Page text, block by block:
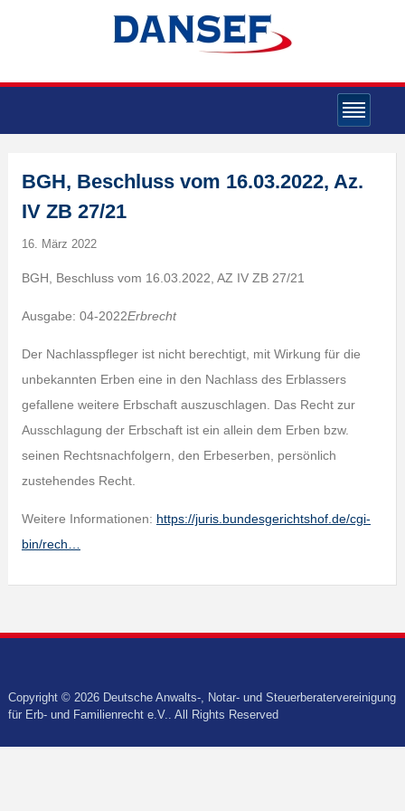
BGH, Beschluss vom 16.03.2022, Az.
IV ZB 27/21
16. März 2022
BGH, Beschluss vom 16.03.2022, AZ IV ZB 27/21
Ausgabe: 04-2022Erbrecht
Der Nachlasspfleger ist nicht berechtigt, mit Wirkung für die
unbekannten Erben eine in den Nachlass des Erblassers
gefallene weitere Erbschaft auszuschlagen. Das Recht zur
Ausschlagung der Erbschaft ist ein allein dem Erben bzw.
seinen Rechtsnachfolgern, den Erbeserben, persönlich
zustehendes Recht.
Weitere Informationen: https://juris.bundesgerichtshof.de/cgi-
bin/rech…
Copyright © 2026 Deutsche Anwalts-, Notar- und Steuerberatervereinigung
für Erb- und Familienrecht e.V.. All Rights Reserved